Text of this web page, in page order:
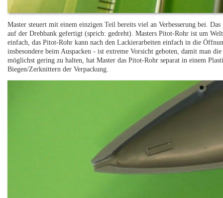
Master steuert mit einem einzigen Teil bereits viel an Verbesserung bei.
auf der Drehbank gefertigt (sprich: gedreht). Masters Pitot-Rohr ist um
einfach, das Pitot-Rohr kann nach den Lackierarbeiten einfach in die
insbesondere beim Auspacken - ist extreme Vorsicht geboten, damit man
möglichst gering zu halten, hat Master das Pitot-Rohr separat in einem
Biegen/Zerknittern der Verpackung.